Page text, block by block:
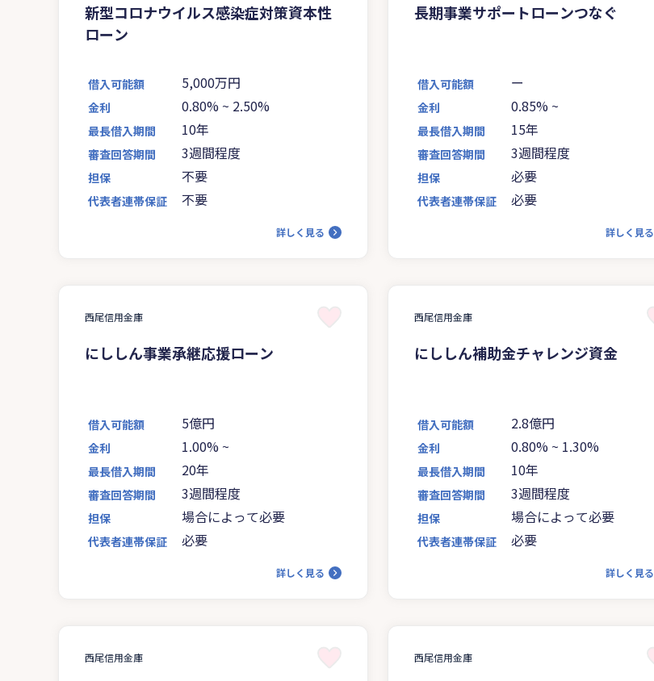
新型コロナウイルス感染症対策資本性
ローン
借入可能額 5,000万円
金利 0.80% ~ 2.50%
最長借入期間 10年
審査回答期間 3週間程度
担保 不要
代表者連帯保証 不要
詳しく見る
長期事業サポートローンつなぐ
借入可能額 ー
金利 0.85% ~
最長借入期間 15年
審査回答期間 3週間程度
担保 必要
代表者連帯保証 必要
詳しく見る
西尾信用金庫
にししん事業承継応援ローン
借入可能額 5億円
金利 1.00% ~
最長借入期間 20年
審査回答期間 3週間程度
担保 場合によって必要
代表者連帯保証 必要
詳しく見る
西尾信用金庫
にししん補助金チャレンジ資金
借入可能額 2.8億円
金利 0.80% ~ 1.30%
最長借入期間 10年
審査回答期間 3週間程度
担保 場合によって必要
代表者連帯保証 必要
詳しく見る
西尾信用金庫 西尾信用金庫